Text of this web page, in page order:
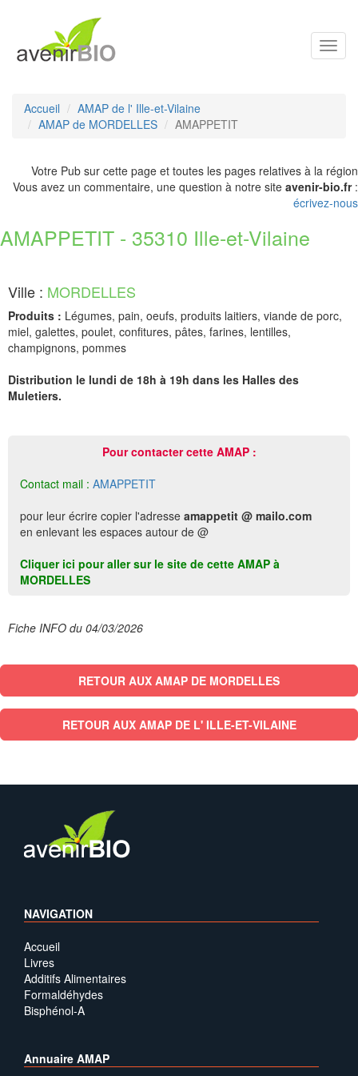
Accueil
AMAP de l' Ille-et-Vilaine
AMAP de MORDELLES
AMAPPETIT
Votre Pub sur cette page et toutes les pages relatives à la région
Vous avez un commentaire, une question à notre site avenir-bio.fr:
écrivez-nous
AMAPPETIT - 35310 Ille-et-Vilaine
Ville : MORDELLES
Produits : Légumes, pain, oeufs, produits laitiers, viande de porc,
miel, galettes, poulet, confitures, pâtes, farines, lentilles,
champignons, pommes
Distribution le lundi de 18h à 19h dans les Halles des
Muletiers.
Pour contacter cette AMAP :
Contact mail : AMAPPETIT
pour leur écrire copier l'adresse amappetit @ mailo.com
en enlevant les espaces autour de @
Cliquer ici pour aller sur le site de cette AMAP à
MORDELLES
Fiche INFO du 04/03/2026
RETOUR AUX AMAP DE MORDELLES
RETOUR AUX AMAP DE L' ILLE-ET-VILAINE
NAVIGATION
Accueil
Livres
Additifs Alimentaires
Formaldéhydes
Bisphénol-A
Annuaire AMAP